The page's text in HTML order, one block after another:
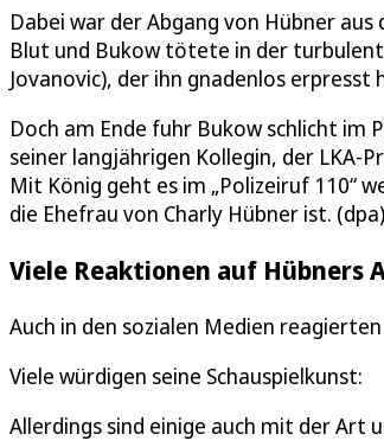
Dabei war der Abgang von Hübner
Blut und Bukow tötete in der
Jovanovic), der ihn gnadenlos erpresst
Doch am Ende fuhr Bukow schlicht im
seiner langjährigen Kollegin, der LKA-
Mit König geht es im „Polizeiruf 110“
die Ehefrau von Charly Hübner ist. (dpa)
Viele Reaktionen auf Hübners
Auch in den sozialen Medien
Viele würdigen seine Schauspielkunst:
Allerdings sind einige auch mit der Art